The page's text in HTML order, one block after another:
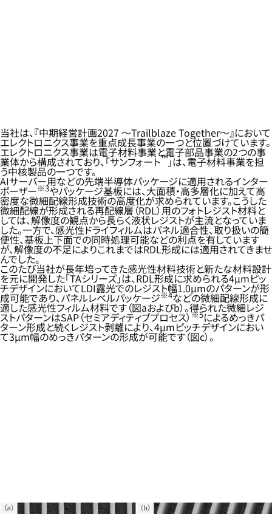
当社は、『中期経営計画2027 ～Trailblaze Together～』において
エレクトロニクス事業を重点成長事業の一つと位置づけています。
エレクトロニクス事業は電子材料事業と電子部品事業の2つの事
業体から構成されており、「サンフォート™」は、電子材料事業を担
う中核製品の一つです。
AIサーバー用などの先端半導体パッケージに適用されるインター
ポーザー※3やパッケージ基板には、大面積・高多層化に加えて高
密度な微細配線形成技術の高度化が求められています。こうした
微細配線が形成される再配線層（RDL）用のフォトレジスト材料と
しては、解像度の観点から長らく液状レジストが主流となっていま
した。一方で、感光性ドライフィルムはパネル適合性、取り扱いの簡
便性、基板上下面での同時処理可能などの利点を有しています
が、解像度の不足によりこれまではRDL形成には適用されてきませ
んでした。
このたび当社が長年培ってきた感光性材料技術と新たな材料設計
を元に開発した「TAシリーズ」は、RDL形成に求められる4µmピッ
チデザインにおいてLDI露光でのレジスト幅1.0µmのパターンが形
成可能であり、パネルレベルパッケージ※4などの微細配線形成に
適した感光性フィルム材料です（図aおよびb）。得られた微細レジ
ストパターンはSAP（セミアディティブプロセス）※5によるめっきパ
ターン形成と続くレジスト剥離により、4µmピッチデザインにおい
て3µm幅のめっきパターンの形成が可能です（図c）。